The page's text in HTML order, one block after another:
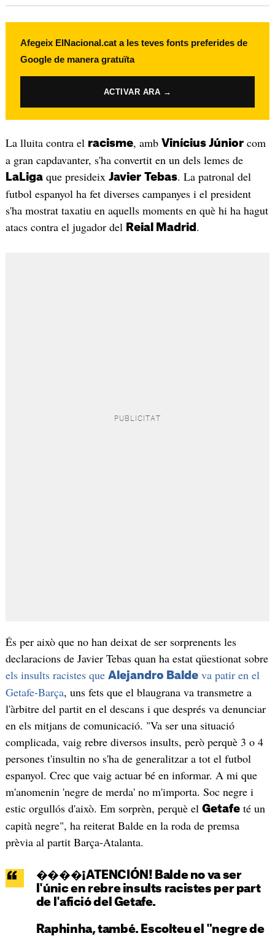
Afegeix ElNacional.cat a les teves fonts preferides de
Google de manera gratuïta
ACTIVAR ARA →
La lluita contra el racisme, amb Vinícius Júniorcom
a gran capdavanter, s'ha convertit en un dels lemes de
LaLigaque presideix Javier Tebas. La patronal del
futbol espanyol ha fet diverses campanyes i el president
s'ha mostrat taxatiu en aquells moments en què hi ha hagut
atacs contra el jugador del Reial Madrid .
És per això que no han deixat de ser sorprenents les
declaracions de Javier Tebas quan ha estat qüestionat sobre
els insults racistes que Alejandro Baldeva patir en el
Getafe-Barça, uns fets que el blaugrana va transmetre a
l'àrbitre del partit en el descans i que després va denunciar
en els mitjans de comunicació. "Va ser una situació
complicada, vaig rebre diversos insults, però perquè 3 o 4
persones t'insultin no s'ha de generalitzar a tot el futbol
espanyol. Crec que vaig actuar bé en informar. A mi que
m'anomenin 'negre de merda' no m'importa. Soc negre i
estic orgullós d'això. Em sorprèn, perquè el Getafeté un
capità negre", ha reiterat Balde en la roda de premsa
prèvia al partit Barça-Atalanta.
����¡ATENCIÓN! Balde no va ser
l'únic en rebre insults racistes per part
de l'afició del Getafe.
Raphinha, també. Escolteu el "negre de